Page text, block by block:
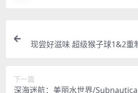
现尝好滋味 超级猴子球1&2
下一篇
深海迷航：美丽水世界/Subnautica